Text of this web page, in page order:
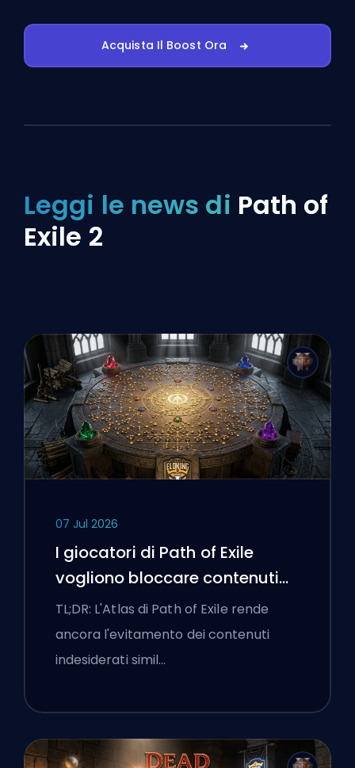
Acquista Il Boost Ora
Leggi le news di Path of
Exile 2
07 Jul 2026
I giocatori di Path of Exile
vogliono bloccare contenuti
cattivi e l'interfaccia continua
a ostacolarli
TL;DR: L'Atlas di Path of Exile rende
ancora l'evitamento dei contenuti
indesiderati simil…